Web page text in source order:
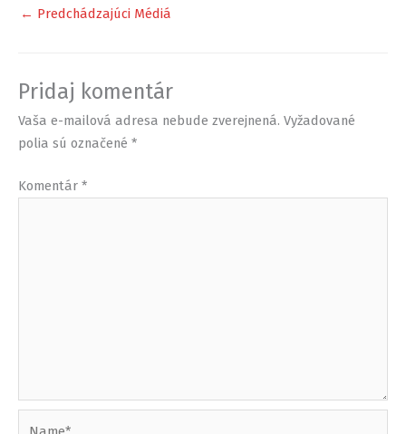
← Predchádzajúci Médiá
Pridaj komentár
Vaša e-mailová adresa nebude zverejnená. Vyžadované
polia sú označené *
Komentár *